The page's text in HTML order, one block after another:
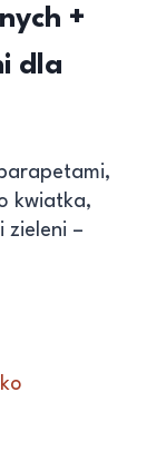
+
dla
kwiatka,
zieleni –